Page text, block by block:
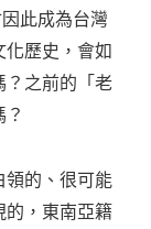
此成為台灣
歷史，會如
？之前的「老
領的、很可能
的，東南亞籍